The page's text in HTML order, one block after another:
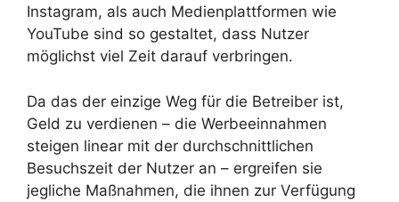
Instagram, als auch Medienplattformen wie
YouTube sind so gestaltet, dass Nutzer
möglichst viel Zeit darauf verbringen.
Da das der einzige Weg für die Betreiber ist,
Geld zu verdienen – die Werbeeinnahmen
steigen linear mit der durchschnittlichen
Besuchszeit der Nutzer an – ergreifen sie
jegliche Maßnahmen, die ihnen zur Verfügung